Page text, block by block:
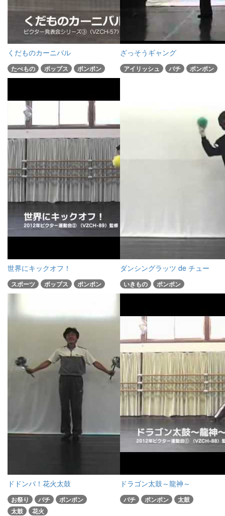
くだものカーニバル
たべもの ポップス ポンポン
ざっそうギャング
アイリッシュ バチ ポンポン
世界にキックオフ！
スポーツ ポップス ポンポン
ダンシングラッツ de チュー
いきもの ポンポン
ドドンパ！花火太鼓
お祭り バチ
ポンポン
太鼓
花火
ドラゴン太鼓～龍神～
バチ ポンポン 太鼓